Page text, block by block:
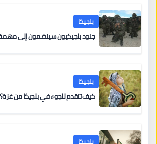
بلجيكا
جنود بلجيكيون سينضمون إلى مهمة
بلجيكا
كيف تتقدم للجوء في بلجيكا من غزة؟
بلجيكا